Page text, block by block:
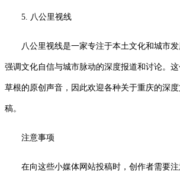
5. 八公里视线
八公里视线是一家专注于本土文化和城市
强调文化自信与城市脉动的深度报道和讨论。
草根的原创声音，因此欢迎各种关于重庆的深
稿。
注意事项
在向这些小媒体网站投稿时，创作者需要注